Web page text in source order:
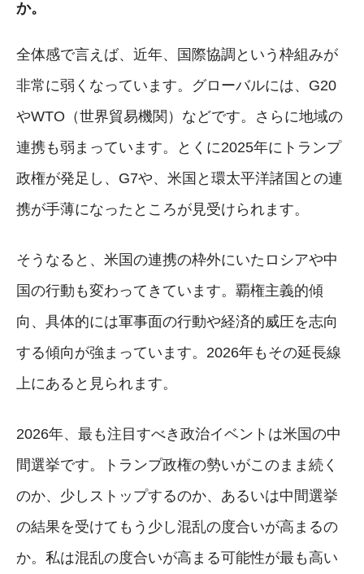
か。
全体感で言えば、近年、国際協調という枠組みが
非常に弱くなっています。グローバルには、G20
やWTO（世界貿易機関）などです。さらに地域の
連携も弱まっています。とくに2025年にトランプ
政権が発足し、G7や、米国と環太平洋諸国との連
携が手薄になったところが見受けられます。
そうなると、米国の連携の枠外にいたロシアや中
国の行動も変わってきています。覇権主義的傾
向、具体的には軍事面の行動や経済的威圧を志向
する傾向が強まっています。2026年もその延長線
上にあると見られます。
2026年、最も注目すべき政治イベントは米国の中
間選挙です。トランプ政権の勢いがこのまま続く
のか、少しストップするのか、あるいは中間選挙
の結果を受けてもう少し混乱の度合いが高まるの
か。私は混乱の度合いが高まる可能性が最も高い